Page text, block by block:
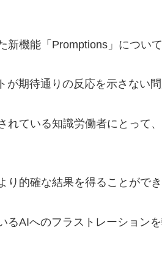
新機能「Promptions」につい
が期待通りの反応を示さない
れている知識労働者にとって
り的確な結果を得ることがで
るAIへのフラストレーション